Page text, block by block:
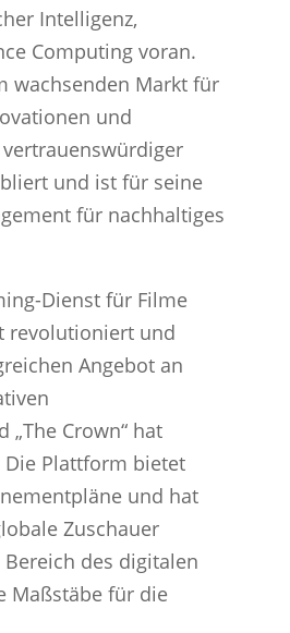
Intelligenz,
Computing voran.
wachsenden Markt für
und
und ist für seine
für nachhaltiges
Dienst für Filme
revolutioniert und
Angebot an
„The Crown“ hat
Plattform bietet
und hat
Zuschauer
des digitalen
Maßstäbe für die